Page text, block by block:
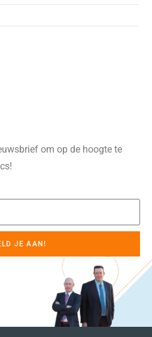
om op de hoogte te
JE AAN!